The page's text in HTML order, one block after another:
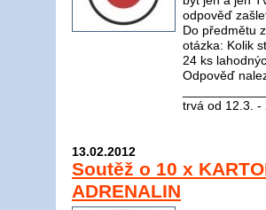
odpověď
Do předmětu
otázka: Kolik
24 ks
Odpověď
trvá od 12.3.
13.02.2012
Soutěž o 10 x
ADRENALIN